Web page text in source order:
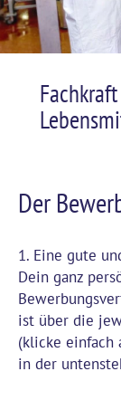
defekte
zu
lagerst
bedienst.
der
Lager
umgesetzt
werden.
Lager
zentrale
kennen,
wird,
zu
zu
Der
1. Eine gute
Dein ganz
ist über die
(klicke einfach
in der